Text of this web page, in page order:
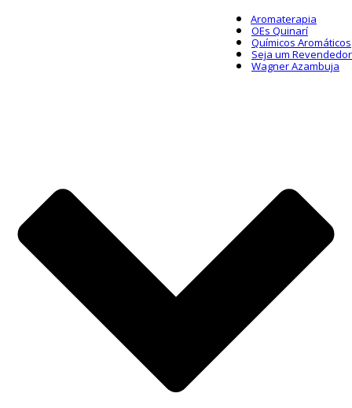
Aromaterapia
OEs Quinarí
Químicos Aromáticos
Seja um Revendedor
Wagner Azambuja